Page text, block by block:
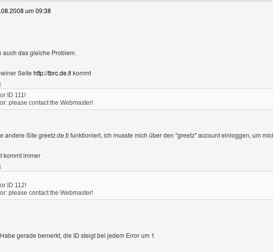
um 09:38
auch das gleiche Problem.
Seite http://tbrc.de.tl kommt
ID 111!
please contact the Webmaster!
andere Site greetz.de.tl funktioniert, ich musste mich über den "greetz" account einloggen, um
kommt immer
ID 112!
please contact the Webmaster!
Habe gerade bemerkt, die ID steigt bei jedem Error um 1